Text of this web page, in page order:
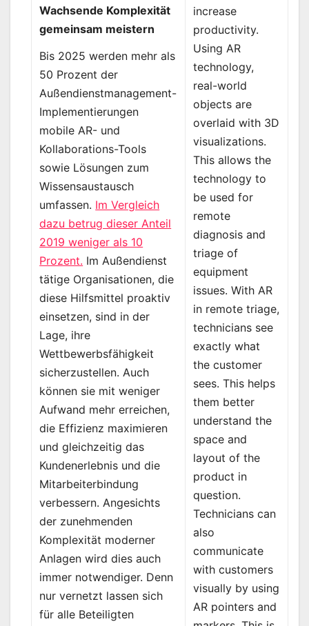
Wachsende Komplexität
gemeinsam meistern
Bis 2025 werden mehr als
50 Prozent der
Außendienstmanagement-
Implementierungen
mobile AR- und
Kollaborations-Tools
sowie Lösungen zum
Wissensaustausch
umfassen. Im Vergleich
dazu betrug dieser Anteil
2019 weniger als 10
Prozent. Im Außendienst
tätige Organisationen, die
diese Hilfsmittel proaktiv
einsetzen, sind in der
Lage, ihre
Wettbewerbsfähigkeit
sicherzustellen. Auch
können sie mit weniger
Aufwand mehr erreichen,
die Effizienz maximieren
und gleichzeitig das
Kundenerlebnis und die
Mitarbeiterbindung
verbessern. Angesichts
der zunehmenden
Komplexität moderner
Anlagen wird dies auch
immer notwendiger. Denn
nur vernetzt lassen sich
für alle Beteiligten
increase
productivity.
Using AR
technology,
real-world
objects are
overlaid with 3D
visualizations.
This allows the
technology to
be used for
remote
diagnosis and
triage of
equipment
issues. With AR
in remote triage,
technicians see
exactly what
the customer
sees. This helps
them better
understand the
space and
layout of the
product in
question.
Technicians can
also
communicate
with customers
visually by using
AR pointers and